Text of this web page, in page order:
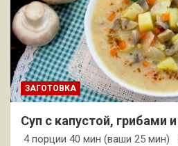
ЗАГОТОВКА
Суп с капустой, грибами
4 порции 40 мин (ваши 25 мин)